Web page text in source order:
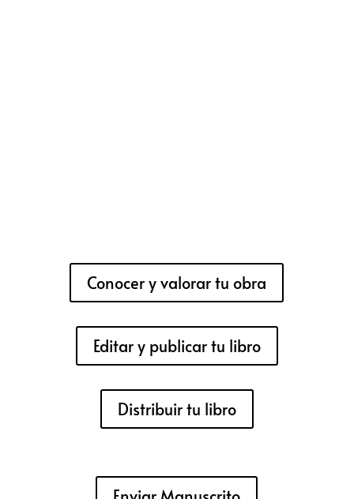
Conocer y valorar tu obra
Editar y publicar tu libro
Distribuir tu libro